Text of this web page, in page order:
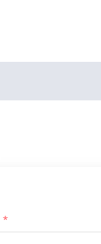
*